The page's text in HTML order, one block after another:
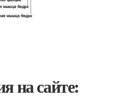
на сайте: